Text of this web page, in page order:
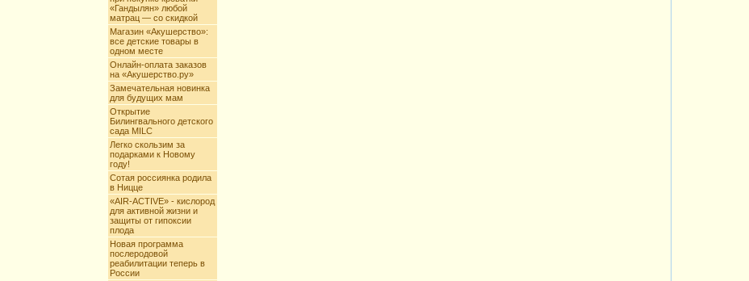
«Гандылян» любой
матрац — со скидкой
Магазин «Акушерство»:
все детские товары в
одном месте
Онлайн-оплата заказов
на «Акушерство.ру»
Замечательная новинка
для будущих мам
Открытие
Билингвального детского
сада MILC
Легко скользим за
подарками к Новому
году!
Сотая россиянка родила
в Ницце
«AIR-ACTIVE» - кислород
для активной жизни и
защиты от гипоксии
плода
Новая программа
послеродовой
реабилитации теперь в
России